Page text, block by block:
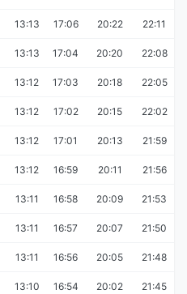
13:13 17:06 20:22 22:11
13:13 17:04 20:20 22:08
13:12 17:03 20:18 22:05
13:12 17:02 20:15 22:02
13:12 17:01 20:13 21:59
13:12 16:59 20:11 21:56
13:11 16:58 20:09 21:53
13:11 16:57 20:07 21:50
13:11 16:56 20:05 21:48
13:10 16:54 20:02 21:45